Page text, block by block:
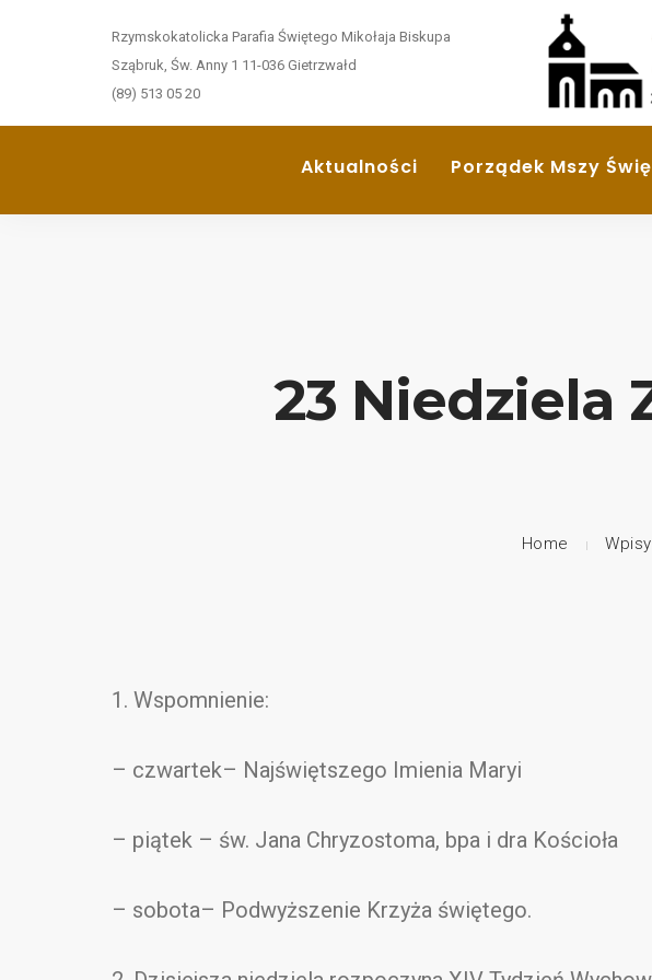
Rzymskokatolicka Parafia Świętego Mikołaja Biskupa
Sząbruk, Św. Anny 1 11-036 Gietrzwałd
(89) 513 05 20
Aktualności Porządek Mszy
23 Niedziela
Home Wpisy
1. Wspomnienie:
– czwartek– Najświętszego Imienia Maryi
– piątek – św. Jana Chryzostoma, bpa i dra Kościoła
– sobota– Podwyższenie Krzyża świętego.